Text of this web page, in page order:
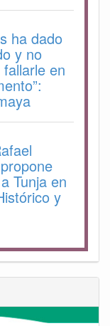
ha dado
y no
en
Tunja en
y